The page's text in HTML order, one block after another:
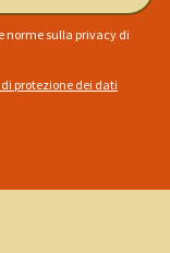
norme sulla privacy di
protezione dei dati